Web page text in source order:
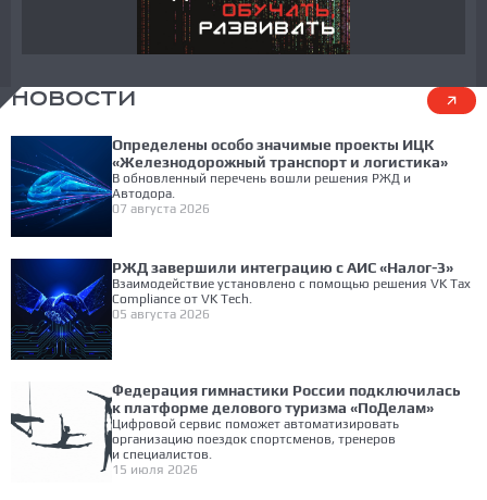
НОВОСТИ
Определены особо значимые проекты ИЦК
«Железнодорожный транспорт и логистика»
В обновленный перечень вошли решения РЖД и
Автодора.
07 августа 2026
РЖД завершили интеграцию с АИС «Налог-3»
Взаимодействие установлено с помощью решения VK Tax
Compliance от VK Tech.
05 августа 2026
Федерация гимнастики России подключилась
к платформе делового туризма «ПоДелам»
Цифровой сервис поможет автоматизировать
организацию поездок спортсменов, тренеров
и специалистов.
15 июля 2026